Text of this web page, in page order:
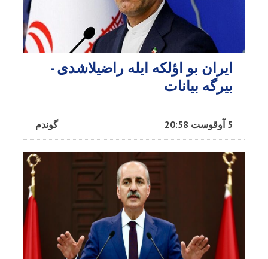
ایران بو اؤلکه ایله راضیلاشدی -
بیرگه بیانات
گوندم 5 آوقوست 20:58